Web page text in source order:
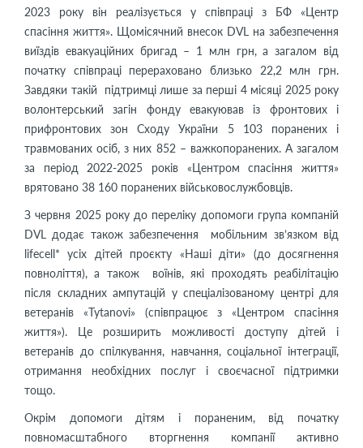
2023 року він реалізується у співпраці з БФ «Центр
спасіння життя». Щомісячний внесок DVL на забезпечення
виїздів евакуаційних бригад – 1 млн грн, а загалом від
початку співпраці перераховано близько 22,2 млн грн.
Завдяки такій підтримці лише за перші 4 місяці 2025 року
волонтерський загін фонду евакуював із фронтових і
прифронтових зон Сходу України 5 103 поранених і
травмованих осіб, з них 852 – важкопоранених. А загалом
за період 2022-2025 років «Центром спасіння життя»
врятовано 38 160 поранених військовослужбовців.
З червня 2025 року до переліку допомоги група компаній
DVL додає також забезпечення мобільним зв’язком від
lifecell* усіх дітей проєкту «Наші діти» (до досягнення
повноліття), а також воїнів, які проходять реабілітацію
після складних ампутацій у спеціалізованому центрі для
ветеранів «Tytanovi» (співпрацює з «Центром спасіння
життя»). Це розширить можливості доступу дітей і
ветеранів до спілкування, навчання, соціальної інтеграції,
отримання необхідних послуг і своєчасної підтримки
тощо.
Окрім допомоги дітям і пораненим, від початку
повномасштабного вторгнення компанії активно